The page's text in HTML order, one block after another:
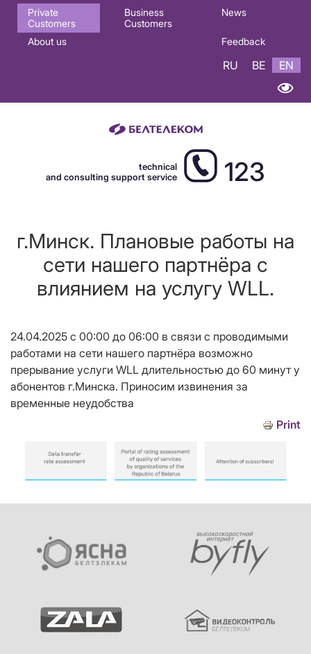
Основная
навигация
Private
Customers
Business
Customers
News
About us Feedback
RU BE EN
technical
and consulting support service
123
г.Минск. Плановые работы на
сети нашего партнёра с
влиянием на услугу WLL.
24.04.2025 с 00:00 до 06:00 в связи с проводимыми
работами на сети нашего партнёра возможно
прерывание услуги WLL длительностью до 60 минут у
абонентов г.Минска. Приносим извинения за
временные неудобства
Print